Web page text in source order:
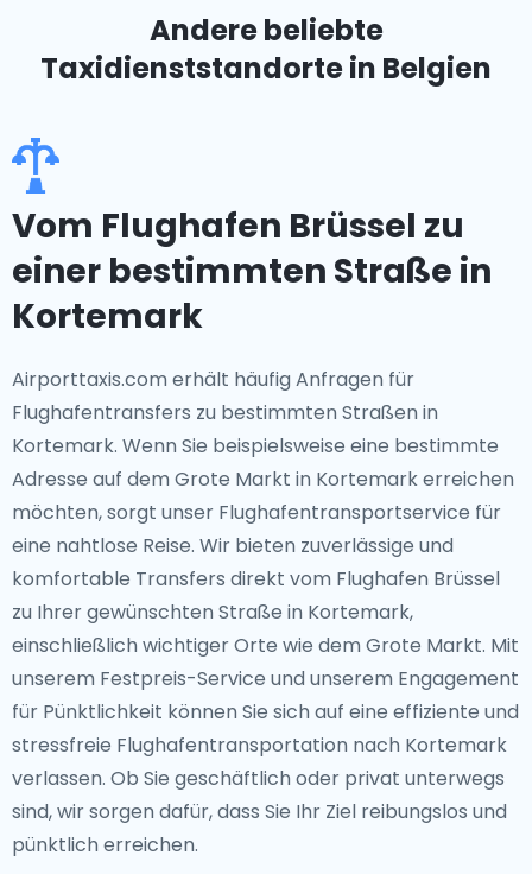
Andere beliebte
Taxidienststandortein Belgien
Vom Flughafen Brüssel zu
einer bestimmten Straße in
Kortemark
Airporttaxis.com erhält häufig Anfragen für
Flughafentransfers zu bestimmten Straßen in
Kortemark. Wenn Sie beispielsweise eine bestimmte
Adresse auf dem Grote Markt in Kortemark erreichen
möchten, sorgt unser Flughafentransportservice für
eine nahtlose Reise. Wir bieten zuverlässige und
komfortable Transfers direkt vom Flughafen Brüssel
zu Ihrer gewünschten Straße in Kortemark,
einschließlich wichtiger Orte wie dem Grote Markt. Mit
unserem Festpreis-Service und unserem Engagement
für Pünktlichkeit können Sie sich auf eine effiziente und
stressfreie Flughafentransportation nach Kortemark
verlassen. Ob Sie geschäftlich oder privat unterwegs
sind, wir sorgen dafür, dass Sie Ihr Ziel reibungslos und
pünktlich erreichen.